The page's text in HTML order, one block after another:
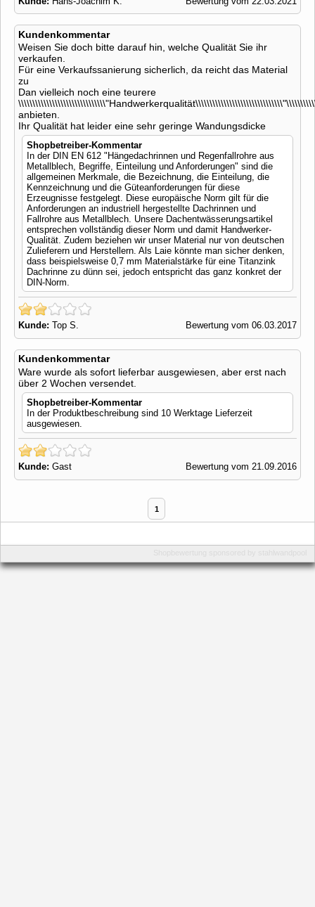
Kundenkommentar
Weisen Sie doch bitte darauf hin, welche Qualität Sie ihr
verkaufen.
Für eine Verkaufssanierung sicherlich, da reicht das Material
zu
Dan vielleich noch eine teurere
anbieten.
Ihr Qualität hat leider eine sehr geringe Wandungsdicke
Shopbetreiber-Kommentar
In der DIN EN 612 "Hängedachrinnen und Regenfallrohre aus
Metallblech, Begriffe, Einteilung und Anforderungen" sind die
allgemeinen Merkmale, die Bezeichnung, die Einteilung, die
Kennzeichnung und die Güteanforderungen für diese
Erzeugnisse festgelegt. Diese europäische Norm gilt für die
Anforderungen an industriell hergestellte Dachrinnen und
Fallrohre aus Metallblech. Unsere Dachentwässerungsartikel
entsprechen vollständig dieser Norm und damit Handwerker-
Qualität. Zudem beziehen wir unser Material nur von deutschen
Zulieferern und Herstellern. Als Laie könnte man sicher denken,
dass beispielsweise 0,7 mm Materialstärke für eine Titanzink
Dachrinne zu dünn sei, jedoch entspricht das ganz konkret der
DIN-Norm.
Kunde: Top S. Bewertung vom 06.03.2017
Kundenkommentar
Ware wurde als sofort lieferbar ausgewiesen, aber erst nach
über 2 Wochen versendet.
Shopbetreiber-Kommentar
In der Produktbeschreibung sind 10 Werktage Lieferzeit
ausgewiesen.
Kunde: Gast Bewertung vom 21.09.2016
1